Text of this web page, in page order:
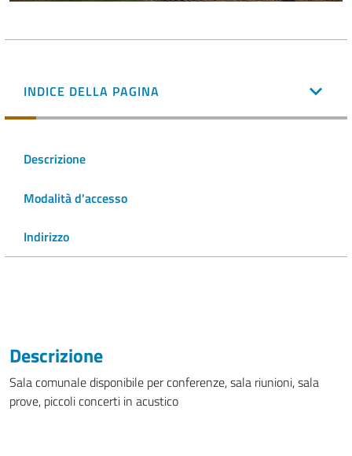
INDICE DELLA PAGINA
Descrizione
Modalità d'accesso
Indirizzo
Descrizione
Sala comunale disponibile per conferenze, sala riunioni, sala
prove, piccoli concerti in acustico